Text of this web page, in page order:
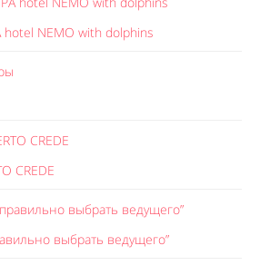
hotel NEMO with dolphins
CREDE
выбрать ведущего”